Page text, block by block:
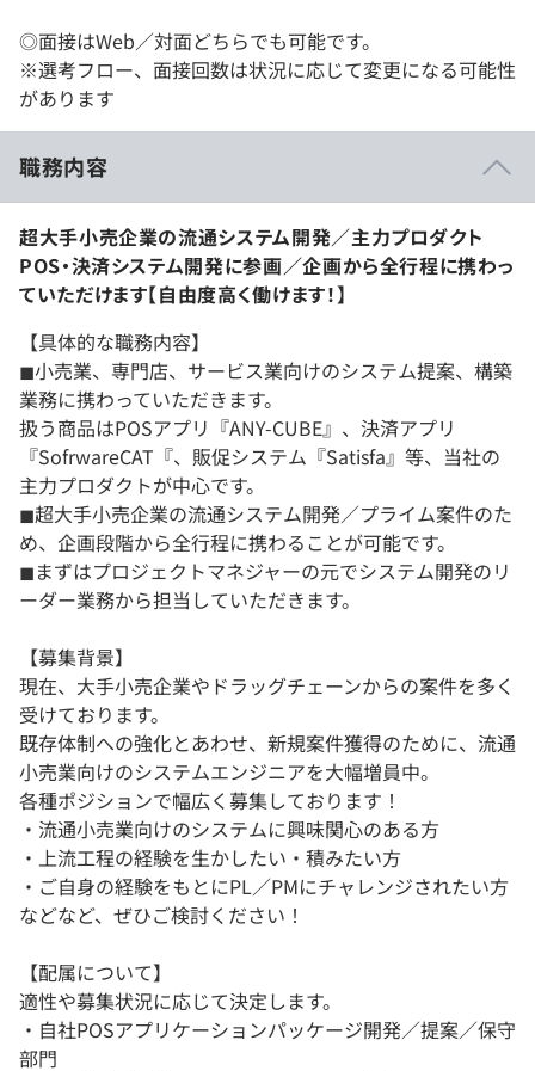
◎面接はWeb／対面どちらでも可能です。
※選考フロー、面接回数は状況に応じて変更になる可能性
があります
職務内容
超大手小売企業の流通システム開発／主力プロダクト
POS・決済システム開発に参画／企画から全行程に携わっ
ていただけます【自由度高く働けます！】
【具体的な職務内容】
◼︎小売業、専門店、サービス業向けのシステム提案、構築
業務に携わっていただきます。
扱う商品はPOSアプリ『ANY-CUBE』、決済アプリ
『SofrwareCAT『、販促システム『Satisfa』等、当社の
主力プロダクトが中心です。
◼︎超大手小売企業の流通システム開発／プライム案件のた
め、企画段階から全行程に携わることが可能です。
◼︎まずはプロジェクトマネジャーの元でシステム開発のリ
ーダー業務から担当していただきます。
【募集背景】
現在、大手小売企業やドラッグチェーンからの案件を多く
受けております。
既存体制への強化とあわせ、新規案件獲得のために、流通
小売業向けのシステムエンジニアを大幅増員中。
各種ポジションで幅広く募集しております！
・流通小売業向けのシステムに興味関心のある方
・上流工程の経験を生かしたい・積みたい方
・ご自身の経験をもとにPL／PMにチャレンジされたい方
などなど、ぜひご検討ください！
【配属について】
適性や募集状況に応じて決定します。
・自社POSアプリケーションパッケージ開発／提案／保守
部門